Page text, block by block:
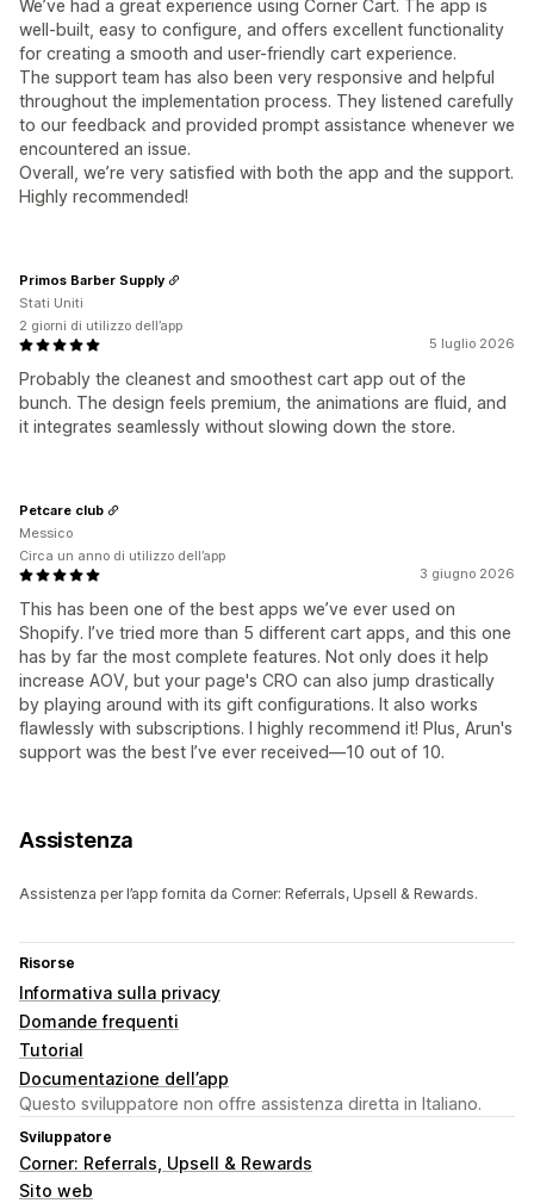
We’ve had a great experience using Corner Cart. The app is
well-built, easy to configure, and offers excellent functionality
for creating a smooth and user-friendly cart experience.
The support team has also been very responsive and helpful
throughout the implementation process. They listened carefully
to our feedback and provided prompt assistance whenever we
encountered an issue.
Overall, we’re very satisfied with both the app and the support.
Highly recommended!
5 luglio 2026
Probably the cleanest and smoothest cart app out of the
bunch. The design feels premium, the animations are fluid, and
it integrates seamlessly without slowing down the store.
Primos Barber Supply
Stati Uniti
2 giorni di utilizzo dell’app
3 giugno 2026
This has been one of the best apps we’ve ever used on
Shopify. I’ve tried more than 5 different cart apps, and this one
has by far the most complete features. Not only does it help
increase AOV, but your page's CRO can also jump drastically
by playing around with its gift configurations. It also works
flawlessly with subscriptions. I highly recommend it! Plus, Arun's
support was the best I’ve ever received—10 out of 10.
Petcare club
Messico
Circa un anno di utilizzo dell’app
Assistenza
Assistenza per l’app fornita da Corner: Referrals, Upsell & Rewards.
Risorse
Informativa sulla privacy
Domande frequenti
Tutorial
Documentazione dell’app
Questo sviluppatore non offre assistenza diretta in Italiano.
Sviluppatore
Corner: Referrals, Upsell & Rewards
Sito web